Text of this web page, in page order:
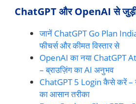
ChatGPT और OpenAI से
जानें ChatGPT Go Plan India
फीचर्स और कीमत विस्तार से
OpenAI का नया ChatGPT
– ब्राउज़िंग का AI अनुभव
ChatGPT 5 Login कैसे करें –
का आसान तरीका